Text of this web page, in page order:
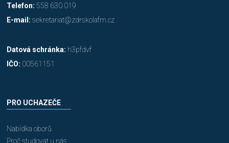
Telefon: 558 630 019
E-mail: sekretariat@zdrskolafm.cz
Datová schránka: h3pfdvf
IČO: 00561151
PRO UCHAZEČE
Nabídka oborů
Proč studovat u nás